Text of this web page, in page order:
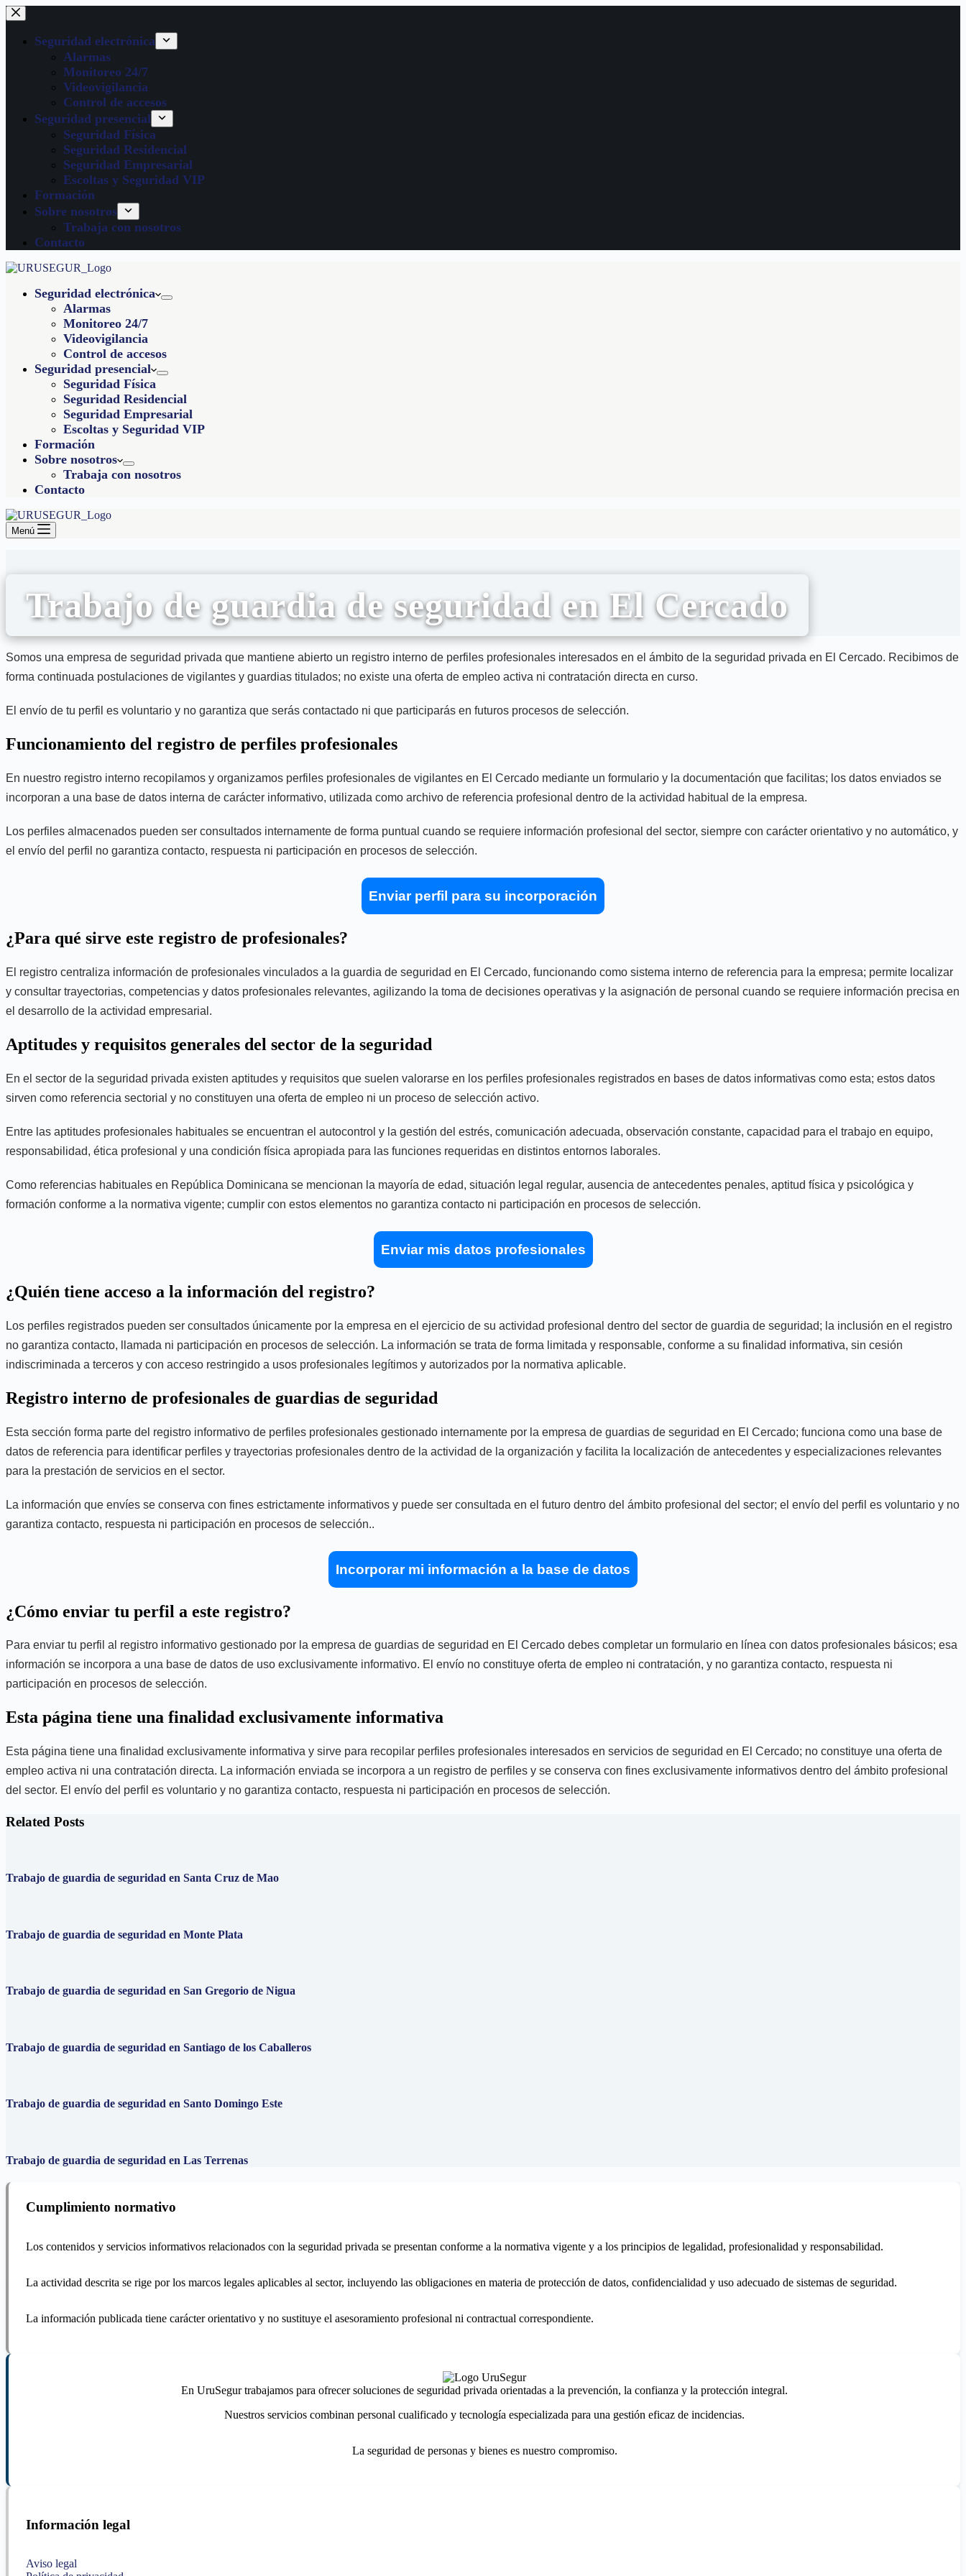
Seguridad electrónica
Alarmas
Monitoreo 24/7
Videovigilancia
Control de accesos
Seguridad presencial
Seguridad Física
Seguridad Residencial
Seguridad Empresarial
Escoltas y Seguridad VIP
Formación
Sobre nosotros
Trabaja con nosotros
Contacto
Seguridad electrónica
Alarmas
Monitoreo 24/7
Videovigilancia
Control de accesos
Seguridad presencial
Seguridad Física
Seguridad Residencial
Seguridad Empresarial
Escoltas y Seguridad VIP
Formación
Sobre nosotros
Trabaja con nosotros
Contacto
Menú
Trabajo de guardia de seguridad en El Cercado
Somos una empresa de seguridad privada que mantiene abierto un registro interno de perfiles profesionales interesados en el ámbito de la seguridad privada en El Cercado. Recibimos de
forma continuada postulaciones de vigilantes y guardias titulados; no existe una oferta de empleo activa ni contratación directa en curso.
El envío de tu perfil es voluntario y no garantiza que serás contactado ni que participarás en futuros procesos de selección.
Funcionamiento del registro de perfiles profesionales
En nuestro registro interno recopilamos y organizamos perfiles profesionales de vigilantes en El Cercado mediante un formulario y la documentación que facilitas; los datos enviados se
incorporan a una base de datos interna de carácter informativo, utilizada como archivo de referencia profesional dentro de la actividad habitual de la empresa.
Los perfiles almacenados pueden ser consultados internamente de forma puntual cuando se requiere información profesional del sector, siempre con carácter orientativo y no automático, y
el envío del perfil no garantiza contacto, respuesta ni participación en procesos de selección.
Enviar perfil para su incorporación
¿Para qué sirve este registro de profesionales?
El registro centraliza información de profesionales vinculados a la guardia de seguridad en El Cercado, funcionando como sistema interno de referencia para la empresa; permite localizar
y consultar trayectorias, competencias y datos profesionales relevantes, agilizando la toma de decisiones operativas y la asignación de personal cuando se requiere información precisa en
el desarrollo de la actividad empresarial.
Aptitudes y requisitos generales del sector de la seguridad
En el sector de la seguridad privada existen aptitudes y requisitos que suelen valorarse en los perfiles profesionales registrados en bases de datos informativas como esta; estos datos
sirven como referencia sectorial y no constituyen una oferta de empleo ni un proceso de selección activo.
Entre las aptitudes profesionales habituales se encuentran el autocontrol y la gestión del estrés, comunicación adecuada, observación constante, capacidad para el trabajo en equipo,
responsabilidad, ética profesional y una condición física apropiada para las funciones requeridas en distintos entornos laborales.
Como referencias habituales en República Dominicana se mencionan la mayoría de edad, situación legal regular, ausencia de antecedentes penales, aptitud física y psicológica y
formación conforme a la normativa vigente; cumplir con estos elementos no garantiza contacto ni participación en procesos de selección.
Enviar mis datos profesionales
¿Quién tiene acceso a la información del registro?
Los perfiles registrados pueden ser consultados únicamente por la empresa en el ejercicio de su actividad profesional dentro del sector de guardia de seguridad; la inclusión en el registro
no garantiza contacto, llamada ni participación en procesos de selección. La información se trata de forma limitada y responsable, conforme a su finalidad informativa, sin cesión
indiscriminada a terceros y con acceso restringido a usos profesionales legítimos y autorizados por la normativa aplicable.
Registro interno de profesionales de guardias de seguridad
Esta sección forma parte del registro informativo de perfiles profesionales gestionado internamente por la empresa de guardias de seguridad en El Cercado; funciona como una base de
datos de referencia para identificar perfiles y trayectorias profesionales dentro de la actividad de la organización y facilita la localización de antecedentes y especializaciones relevantes
para la prestación de servicios en el sector.
La información que envíes se conserva con fines estrictamente informativos y puede ser consultada en el futuro dentro del ámbito profesional del sector; el envío del perfil es voluntario y no
garantiza contacto, respuesta ni participación en procesos de selección..
Incorporar mi información a la base de datos
¿Cómo enviar tu perfil a este registro?
Para enviar tu perfil al registro informativo gestionado por la empresa de guardias de seguridad en El Cercado debes completar un formulario en línea con datos profesionales básicos; esa
información se incorpora a una base de datos de uso exclusivamente informativo. El envío no constituye oferta de empleo ni contratación, y no garantiza contacto, respuesta ni
participación en procesos de selección.
Esta página tiene una finalidad exclusivamente informativa
Esta página tiene una finalidad exclusivamente informativa y sirve para recopilar perfiles profesionales interesados en servicios de seguridad en El Cercado; no constituye una oferta de
empleo activa ni una contratación directa. La información enviada se incorpora a un registro de perfiles y se conserva con fines exclusivamente informativos dentro del ámbito profesional
del sector. El envío del perfil es voluntario y no garantiza contacto, respuesta ni participación en procesos de selección.
Related Posts
Trabajo de guardia de seguridad en Santa Cruz de Mao
Trabajo de guardia de seguridad en Monte Plata
Trabajo de guardia de seguridad en San Gregorio de Nigua
Trabajo de guardia de seguridad en Santiago de los Caballeros
Trabajo de guardia de seguridad en Santo Domingo Este
Trabajo de guardia de seguridad en Las Terrenas
Cumplimiento normativo
Los contenidos y servicios informativos relacionados con la seguridad privada se presentan conforme a la normativa vigente y a los principios de legalidad, profesionalidad y responsabilidad.
La actividad descrita se rige por los marcos legales aplicables al sector, incluyendo las obligaciones en materia de protección de datos, confidencialidad y uso adecuado de sistemas de seguridad.
La información publicada tiene carácter orientativo y no sustituye el asesoramiento profesional ni contractual correspondiente.
En UruSegur trabajamos para ofrecer soluciones de seguridad privada orientadas a la prevención, la confianza y la protección integral.
Nuestros servicios combinan personal cualificado y tecnología especializada para una gestión eficaz de incidencias.
La seguridad de personas y bienes es nuestro compromiso.
Información legal
Aviso legal